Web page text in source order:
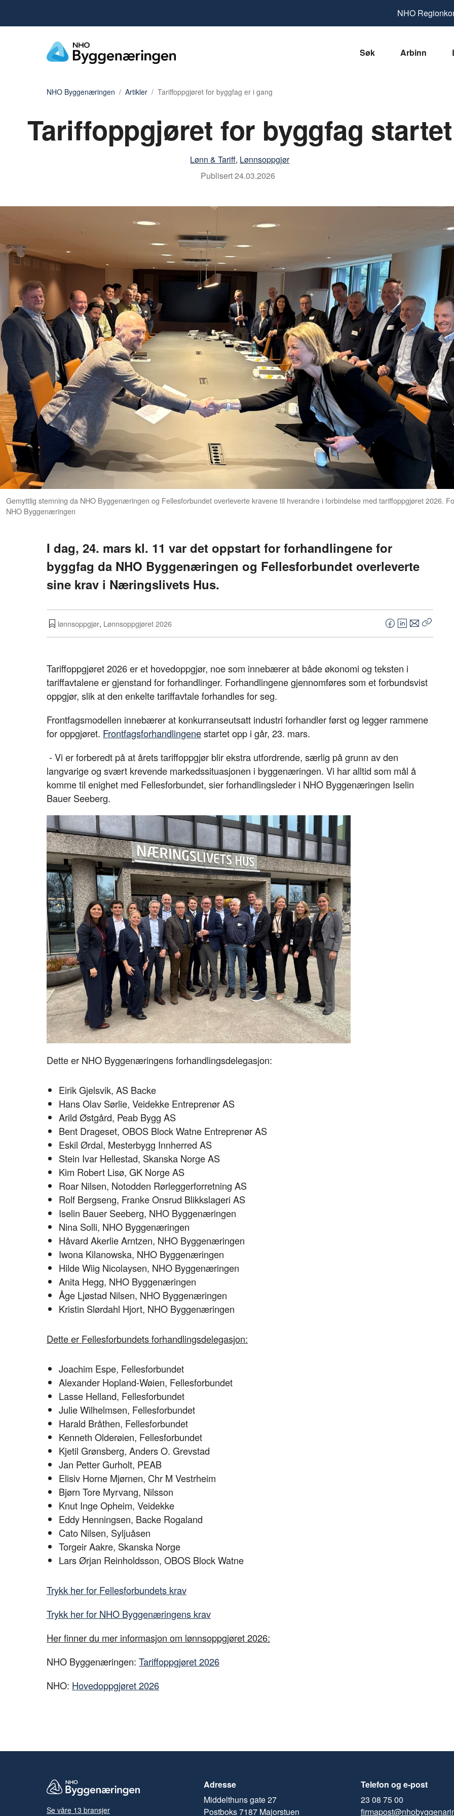
NHO
Søk Arbinn
NHO Byggenæringen Artikler Tariffoppgjøret for byggfag er i gang
Tariffoppgjøret for byggfag startet
Lønn & Tariff, Lønnsoppgjør
Publisert24.03.2026
Gemyttlig stemning da NHO Byggenæringen og Fellesforbundet overleverte kravene til hverandre i forbindelse med tariffoppgjøret 2026.
NHO Byggenæringen
I dag, 24. mars kl. 11 var det oppstart for forhandlingene for
byggfag da NHO Byggenæringen og Fellesforbundet overleverte
sine krav i Næringslivets Hus.
lønnsoppgjør, Lønnsoppgjøret 2026
F
a
e
o
L
i
k
d
E
-
s
t
Tariffoppgjøret 2026 er et hovedoppgjør, noe som innebærer at både økonomi og teksten i
tariffavtalene er gjenstand for forhandlinger. Forhandlingene gjennomføres som et forbundsvist
oppgjør, slik at den enkelte tariffavtale forhandles for seg.
Frontfagsmodellen innebærer at konkurranseutsatt industri forhandler først og legger rammene
for oppgjøret. Frontfagsforhandlingenestartet opp i går, 23. mars.
- Vi er forberedt på at årets tariffoppgjør blir ekstra utfordrende, særlig på grunn av den
langvarige og svært krevende markedssituasjonen i byggenæringen. Vi har alltid som mål å
komme til enighet med Fellesforbundet, sier forhandlingsleder i NHO Byggenæringen Iselin
Bauer Seeberg.
Dette er NHO Byggenæringens forhandlingsdelegasjon:
Eirik Gjelsvik, AS Backe
Hans Olav Sørlie, Veidekke Entreprenør AS
Arild Østgård, Peab Bygg AS
Bent Drageset, OBOS Block Watne Entreprenør AS
Eskil Ørdal, Mesterbygg Innherred AS
Stein Ivar Hellestad, Skanska Norge AS
Kim Robert Lisø, GK Norge AS
Roar Nilsen, Notodden Rørleggerforretning AS
Rolf Bergseng, Franke Onsrud Blikkslageri AS
Iselin Bauer Seeberg, NHO Byggenæringen
Nina Solli, NHO Byggenæringen
Håvard Akerlie Arntzen, NHO Byggenæringen
Iwona Kilanowska, NHO Byggenæringen
Hilde Wiig Nicolaysen, NHO Byggenæringen
Anita Hegg, NHO Byggenæringen
Åge Ljøstad Nilsen, NHO Byggenæringen
Kristin Slørdahl Hjort, NHO Byggenæringen
Dette er Fellesforbundets forhandlingsdelegasjon:
Joachim Espe, Fellesforbundet
Alexander Hopland-Wøien, Fellesforbundet
Lasse Helland, Fellesforbundet
Julie Wilhelmsen, Fellesforbundet
Harald Bråthen, Fellesforbundet
Kenneth Olderøien, Fellesforbundet
Kjetil Grønsberg, Anders O. Grevstad
Jan Petter Gurholt, PEAB
Elisiv Horne Mjørnen, Chr M Vestrheim
Bjørn Tore Myrvang, Nilsson
Knut Inge Opheim, Veidekke
Eddy Henningsen, Backe Rogaland
Cato Nilsen, Syljuåsen
Torgeir Aakre, Skanska Norge
Lars Ørjan Reinholdsson, OBOS Block Watne
Trykk her for Fellesforbundets krav
Trykk her for NHO Byggenæringens krav
Her finner du mer informasjon om lønnsoppgjøret 2026:
NHO Byggenæringen: Tariffoppgjøret 2026
NHO: Hovedoppgjøret 2026
Se våre 13 bransjer
Adresse
Middelthuns gate 27
Postboks 7187 Majorstuen
Telefon og e-post
23 08 75 00